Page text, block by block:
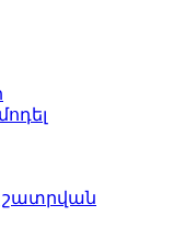
շատրվան